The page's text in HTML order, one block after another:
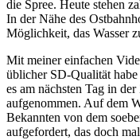
die Spree. Heute stehen
In der Nähe des
Möglichkeit, das Wasser
Mit meiner einfachen
üblicher SD-Qualität
es am nächsten Tag in
aufgenommen. Auf dem
Bekannten von dem
aufgefordert, das doch